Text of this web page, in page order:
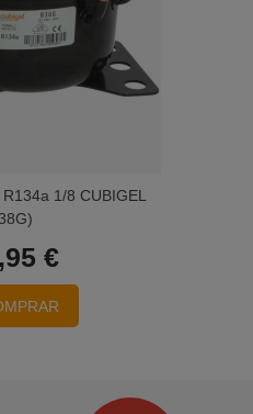
1/8 CUBIGEL
€